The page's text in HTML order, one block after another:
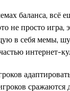
баланса,
просто игра,
в себя мемы,
интернет-
сражаются